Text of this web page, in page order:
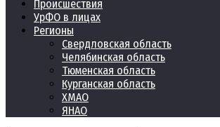
Происшествия
УрФО в лицах
Регионы
Свердловская область
Челябинская область
Тюменская область
Курганская область
ХМАО
ЯНАО